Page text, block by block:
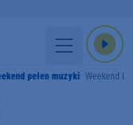
pełen muzyki Weekend FM